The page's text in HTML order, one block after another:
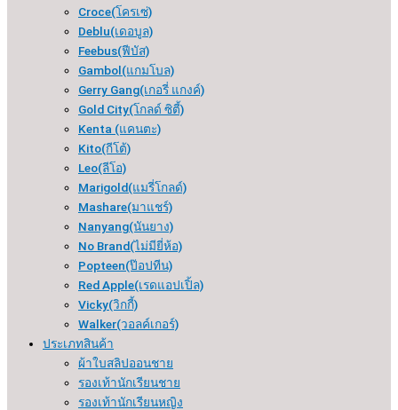
Croce(โครเซ่)
Deblu(เดอบูล)
Feebus(ฟีบัส)
Gambol(แกมโบล)
Gerry Gang(เกอรี่ แกงค์)
Gold City(โกลด์ ซิตี้)
Kenta (แคนตะ)
Kito(กีโต้)
Leo(ลีโอ)
Marigold(แมรี่โกลด์)
Mashare(มาแชร์)
Nanyang(นันยาง)
No Brand(ไม่มียี่ห้อ)
Popteen(ป๊อปทีน)
Red Apple(เรดแอปเปิ้ล)
Vicky(วิกกี้)
Walker(วอลค์เกอร์)
ประเภทสินค้า
ผ้าใบสลิปออนชาย
รองเท้านักเรียนชาย
รองเท้านักเรียนหญิง